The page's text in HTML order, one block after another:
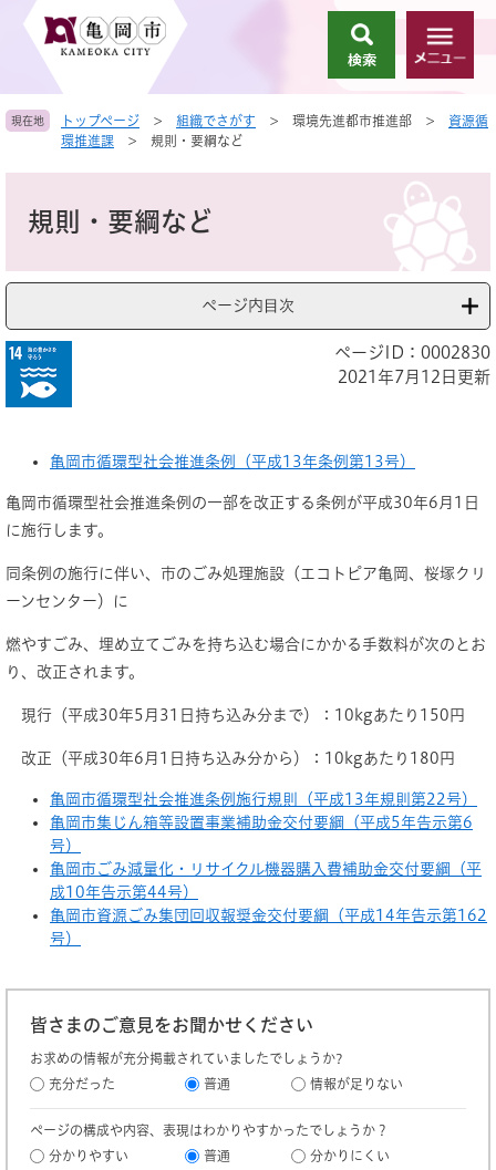
頭
す
飛
し
索
メ
ニ
ー
現在地 トップページ > 組織でさがす > 環境先進都市推進部 >
資源循
環推進課
> 規則・要綱など
規則・要綱など
ページ内目次
ページID：0002830
2021年7月12日更新
亀岡市循環型社会推進条例（平成13年条例第13号）
亀岡市循環型社会推進条例の一部を改正する条例が平成30年6月1日
に施行します。
同条例の施行に伴い、市のごみ処理施設（エコトピア亀岡、桜塚クリ
ーンセンター）に
燃やすごみ、埋め立てごみを持ち込む場合にかかる手数料が次のとお
り、改正されます。
現行（平成30年5月31日持ち込み分まで）：10kgあたり150円
改正（平成30年6月1日持ち込み分から）：10kgあたり180円
亀岡市循環型社会推進条例施行規則（平成13年規則第22号）
亀岡市集じん箱等設置事業補助金交付要綱（平成5年告示第6
号）
亀岡市ごみ減量化・リサイクル機器購入費補助金交付要綱（平
成10年告示第44号）
亀岡市資源ごみ集団回収報奨金交付要綱（平成14年告示第162
号）
皆さまのご意見をお聞かせください
お求めの情報が充分掲載されていましたでしょうか?
充分だった
普通 情報が足りない
ページの構成や内容、表現はわかりやすかったでしょうか？
分かりやすい
普通 分かりにくい